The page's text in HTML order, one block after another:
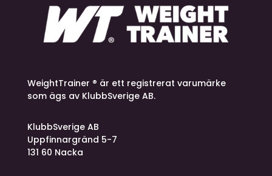
WeightTrainer ® är ett registrerat varumärke
som ägs av KlubbSverige AB.
KlubbSverige AB
Uppfinnargränd 5-7
131 60 Nacka